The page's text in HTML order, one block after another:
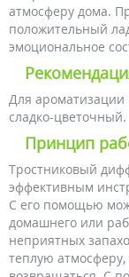
атмосферу дома.
положительный
эмоциональное
Для
сладко-цветочный.
Принцип
Тростниковый
эффективным
С его помощью
домашнего или
неприятных
теплую атмосферу,